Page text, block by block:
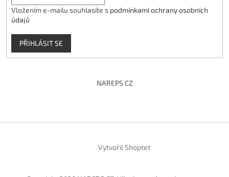
Vložením e-mailu souhlasíte s podmínkami ochrany osobních
údajů
PŘIHLÁSIT SE
NAREPS CZ
Vytvořil Shoptet